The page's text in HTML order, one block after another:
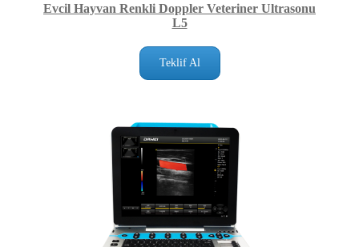
Evcil Hayvan Renkli Doppler Veteriner Ultrasonu
L5
Teklif Al